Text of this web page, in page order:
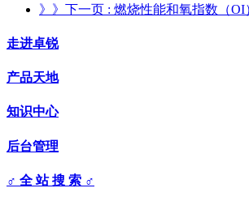
》》下一页 : 燃烧性能和氧指数（OI
走进卓锐
产品天地
知识中心
后台管理
♂ 全 站 搜 索 ♂